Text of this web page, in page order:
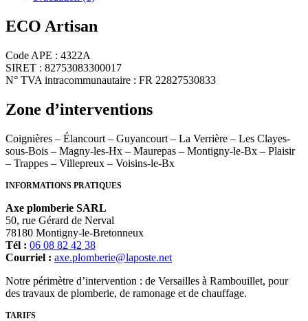
ECO Artisan
Code APE : 4322A
SIRET : 82753083300017
N° TVA intracommunautaire : FR 22827530833
Zone d’interventions
Coignières – Élancourt – Guyancourt – La Verrière – Les Clayes-
sous-Bois – Magny-les-Hx – Maurepas – Montigny-le-Bx – Plaisir
– Trappes – Villepreux – Voisins-le-Bx
INFORMATIONS PRATIQUES
Axe plomberie SARL
50, rue Gérard de Nerval
78180 Montigny-le-Bretonneux
Tél : 06 08 82 42 38
Courriel : axe.plomberie@laposte.net
Notre périmètre d’intervention : de Versailles à Rambouillet, pour
des travaux de plomberie, de ramonage et de chauffage.
TARIFS